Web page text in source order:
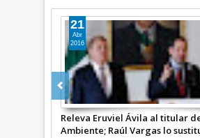
Eruviel Ávila, de plurinominal
Xóchitl, entre abrazos a priístas
04
Mar
2024